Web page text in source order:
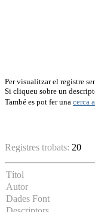
Per visualitzar el registre
Si cliqueu sobre un
També es pot fer una cerca
Registres trobats: 20
Títol
Autor
Dades Font